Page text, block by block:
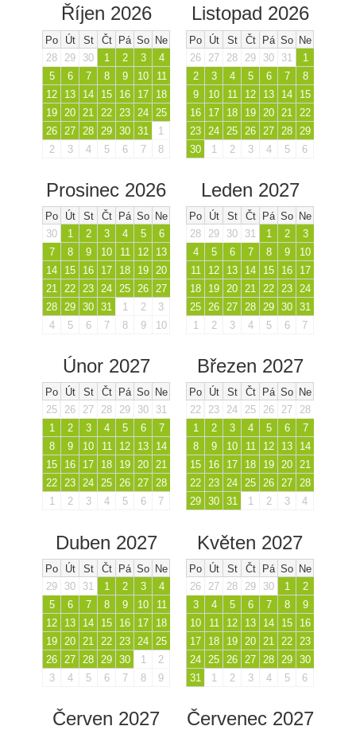
Říjen 2026
Po Út St Čt Pá So Ne
28
29 30 1 2 3
4
5
6 7 8 9 10
11
12
13 14 15 16 17
18
19
20 21 22 23 24
25
26
27 28 29 30 31
1
2
3 4 5 6 7 8
Listopad 2026
Po Út St Čt Pá So Ne
26
27 28 29 30 31
1
2
3 4 5 6 7
8
9
10 11 12 13 14
15
16
17 18 19 20 21
22
23
24 25 26 27 28
29
30
1 2 3 4 5 6
Prosinec 2026
Po Út St Čt Pá So Ne
30
1 2 3 4 5
6
7
8 9 10 11 12
13
14
15 16 17 18 19
20
21
22 23 24 25 26
27
28
29 30 31 1 2
3
4
5 6 7 8 9 10
Leden 2027
Po Út St Čt Pá So Ne
28
29 30 31 1 2
3
4
5 6 7 8 9
10
11
12 13 14 15 16
17
18
19 20 21 22 23
24
25
26 27 28 29 30 31
1
2 3 4 5 6 7
Únor 2027
Po Út St Čt Pá So Ne
25
26 27 28 29 30
31
1
2 3 4 5 6
7
8
9 10 11 12 13
14
15
16 17 18 19 20 21
22 23 24 25 26 27 28
1
2 3 4 5 6 7
Březen 2027
Po Út St Čt Pá So Ne
22
23 24 25 26 27
28
1
2 3 4 5 6
7
8
9 10 11 12 13
14
15
16 17 18 19 20 21
22 23 24 25 26 27 28
29 30 31 1 2 3 4
Duben 2027
Po Út St Čt Pá So Ne
29
30 31 1 2 3
4
5
6 7 8 9 10
11
12
13 14 15 16 17
18
19
20 21 22 23 24
25
26
27 28 29 30 1
2
3
4 5 6 7 8 9
Květen 2027
Po Út St Čt Pá So Ne
26
27 28 29 30 1
2
3
4 5 6 7 8
9
10
11 12 13 14 15
16
17
18 19 20 21 22
23
24
25 26 27 28 29 30
31
1 2 3 4 5 6
Červen 2027 Červenec 2027